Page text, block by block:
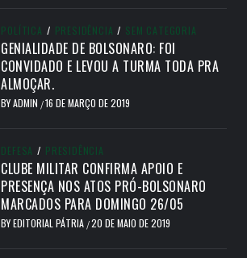
POLÍTICA / PRESIDÊNCIA / SEM CATEGORIA
GENIALIDADE DE BOLSONARO: FOI
CONVIDADO E LEVOU A TURMA TODA PRA
ALMOÇAR.
BYADMIN /16 DE MARÇO DE 2019
DEFESA / PRESIDÊNCIA
CLUBE MILITAR CONFIRMA APOIO E
PRESENÇA NOS ATOS PRÓ-BOLSONARO
MARCADOS PARA DOMINGO 26/05
BYEDITORIAL PÁTRIA /20 DE MAIO DE 2019